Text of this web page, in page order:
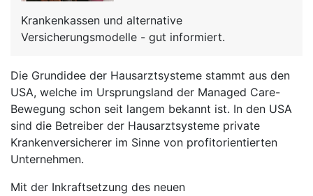
Krankenkassen und alternative
Versicherungsmodelle - gut informiert.
Die Grundidee der Hausarztsysteme stammt aus den
USA, welche im Ursprungsland der Managed Care-
Bewegung schon seit langem bekannt ist. In den USA
sind die Betreiber der Hausarztsysteme private
Krankenversicherer im Sinne von profitorientierten
Unternehmen.
Mit der Inkraftsetzung des neuen